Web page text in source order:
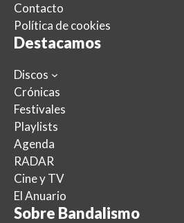
Contacto
Política de cookies
Destacamos
Discos
Crónicas
Festivales
Playlists
Agenda
RADAR
Cine y TV
El Anuario
Sobre Bandalismo